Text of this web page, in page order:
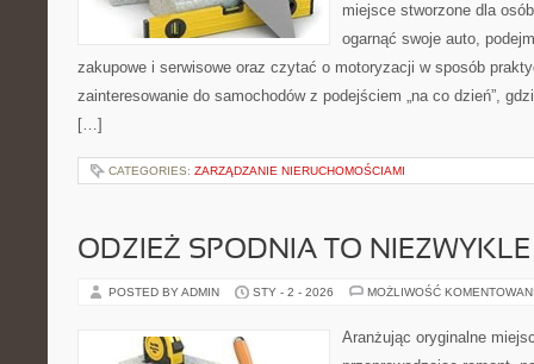
miejsce stworzone dla
ogarnąć swoje auto,
zakupowe i serwisowe oraz czytać o motoryzacji w sposób
zainteresowanie do samochodów z podejściem „na co dzień”,
[…]
CATEGORIES: ZARZĄDZANIE NIERUCHOMOŚCIAMI
ODZIEŻ SPODNIA TO
POSTED BY ADMIN STY - 2 - 2026 MOŻLIWOŚĆ
Aranżując oryginalne